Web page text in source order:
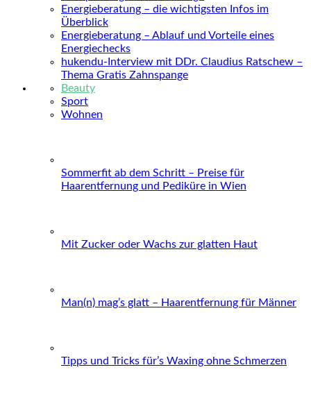
Energieberatung – die wichtigsten Infos im
Überblick
Energieberatung – Ablauf und Vorteile eines
Energiechecks
hukendu-Interview mit DDr. Claudius Ratschew –
Thema Gratis Zahnspange
Beauty
Sport
Wohnen
Sommerfit ab dem Schritt – Preise für
Haarentfernung und Pediküre in Wien
Mit Zucker oder Wachs zur glatten Haut
Man(n) mag’s glatt – Haarentfernung für Männer
Tipps und Tricks für’s Waxing ohne Schmerzen